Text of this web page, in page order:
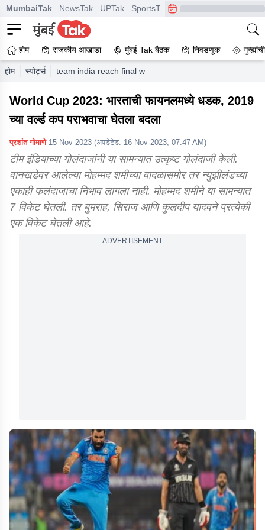
MumbaiTak NewsTak UPTak SportsTak CrimeTak
होम राजकीय आखाडा मुंबई Tak बैठक निवडणूक
होम स्पोर्ट्स team india reach final won semi final agaist new
World Cup 2023: भारताची फायनलमध्ये धडक, 2019
च्या वर्ल्ड कप पराभवाचा घेतला बदला
प्रशांत गोमाणे 15 Nov 2023 (अपडेटेड: 16 Nov 2023, 07:47 AM)
टीम इंडियाच्या गोलंदाजांनी या सामन्यात उत्कृष्ट गोलंदाजी केली.
वानखडेवर आलेल्या मोहम्मद शमीच्या वादळासमोर तर न्युझीलंडच्या
एकाही फलंदाजाचा निभाव लागला नाही. मोहम्मद शमीने या सामन्यात
7 विकेट घेतली. तर बुमराह, सिराज आणि कुलदीप यादवने प्रत्येकी
एक विकेट घेतली आहे.
ADVERTISEMENT